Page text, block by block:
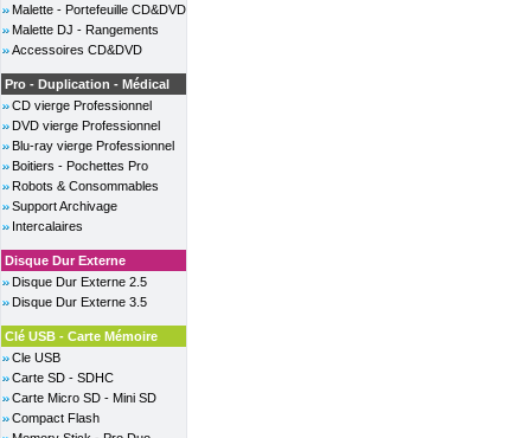
Malette - Portefeuille CD&DVD
Malette DJ - Rangements
Accessoires CD&DVD
Pro - Duplication - Médical
CD vierge Professionnel
DVD vierge Professionnel
Blu-ray vierge Professionnel
Boitiers - Pochettes Pro
Robots & Consommables
Support Archivage
Intercalaires
Disque Dur Externe
Disque Dur Externe 2.5
Disque Dur Externe 3.5
Clé USB - Carte Mémoire
Cle USB
Carte SD - SDHC
Carte Micro SD - Mini SD
Compact Flash